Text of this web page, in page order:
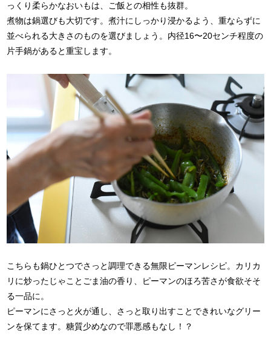
っくり柔らかなおいもは、ご飯との相性も抜群。
煮物は鍋選びも大切です。煮汁にしっかり浸かるよう、重ならずに
並べられる大きさのものを選びましょう。内径16〜20センチ程度の
片手鍋があると重宝します。
こちらも鍋ひとつでさっと調理できる無限ピーマンレシピ。カリカ
リに炒ったじゃことごま油の香り、ピーマンのほろ苦さが食欲そそ
る一品に。
ピーマンにさっと火が通し、さっと取り出すことできれいなグリー
ンを保てます。糖質少めなので罪悪感もなし！？